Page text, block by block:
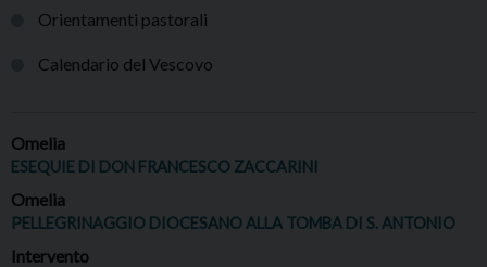
Orientamenti pastorali
Calendario del Vescovo
Omelia
ESEQUIE DI DON FRANCESCO ZACCARINI
Omelia
PELLEGRINAGGIO DIOCESANO ALLA TOMBA DI S. ANTONIO
Intervento